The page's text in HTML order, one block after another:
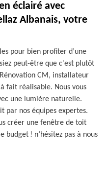
éclairé avec
Albanais, votre
pour bien profiter d’une
peut-être que c'est plutôt
CM, installateur
fait réalisable. Nous vous
une lumière naturelle.
par nos équipes expertes.
créer une fenêtre de toit
! n’hésitez pas à nous